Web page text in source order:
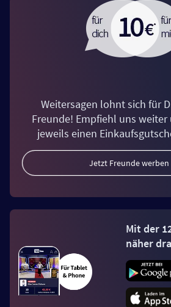
Weitersagen lohnt sich für
Freunde! Empfiehl uns
jeweils einen
Jetzt Freunde werben
Mit der
näher